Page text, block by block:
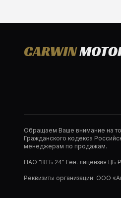
Обращаем Ваше внимание на
Гражданского кодекса
менеджерам по продажам.
ПАО "ВТБ 24" Ген. лицензия ЦБ
Реквизиты организации: ООО